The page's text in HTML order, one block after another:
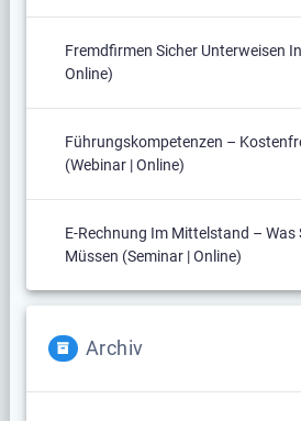
Fremdfirmen Sicher Unterweisen
Online)
Führungskompetenzen –
(Webinar | Online)
E-Rechnung Im Mittelstand – Was
Müssen (Seminar | Online)
Archiv